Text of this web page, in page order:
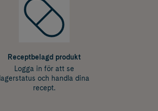
Receptbelagd produkt
Logga in för att se
lagerstatus och handla dina
recept.